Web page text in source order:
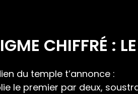
CHIFFRÉ :
du temple t’annonce :
le premier par deux,